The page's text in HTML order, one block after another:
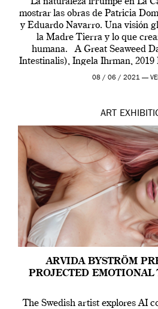
mostrar las obras de Patricia
y Eduardo Navarro. Una visión
la Madre Tierra y lo que
humana. A Great Seaweed
Intestinalis), Ingela Ihrman, 2019
Madrid y la
08 / 06 / 2021 —
ART
ARVIDA BYSTRÖM
PROJECTED EMOTIONAL
The Swedish artist explores AI